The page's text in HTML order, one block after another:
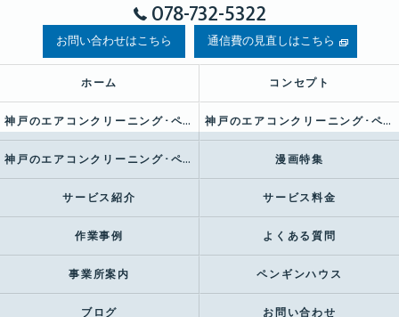
078-732-5322
お問い合わせはこちら 通信費の見直しはこちら
ホーム コンセプト
神戸のエアコンクリーニング･ペンギンハウスの口コミ情報 神戸のエアコンクリーニング･ペンギンハウスの評判
神戸のエアコンクリーニング･ペンギンハウスのお客様の声 漫画特集
サービス紹介 サービス料金
作業事例 よくある質問
事業所案内 ペンギンハウス
ブログ お問い合わせ